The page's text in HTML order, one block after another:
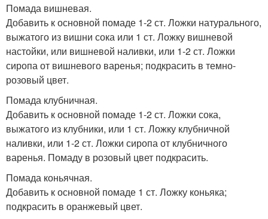
Помада вишневая.
Добавить к основной помаде 1-2 ст. Ложки натурального,
выжатого из вишни сока или 1 ст. Ложку вишневой
настойки, или вишневой наливки, или 1-2 ст. Ложки
сиропа от вишневого варенья; подкрасить в темно-
розовый цвет.
Помада клубничная.
Добавить к основной помаде 1-2 ст. Ложки сока,
выжатого из клубники, или 1 ст. Ложку клубничной
наливки, или 1-2 ст. Ложки сиропа от клубничного
варенья. Помаду в розовый цвет подкрасить.
Помада коньячная.
Добавить к основной помаде 1 ст. Ложку коньяка;
подкрасить в оранжевый цвет.